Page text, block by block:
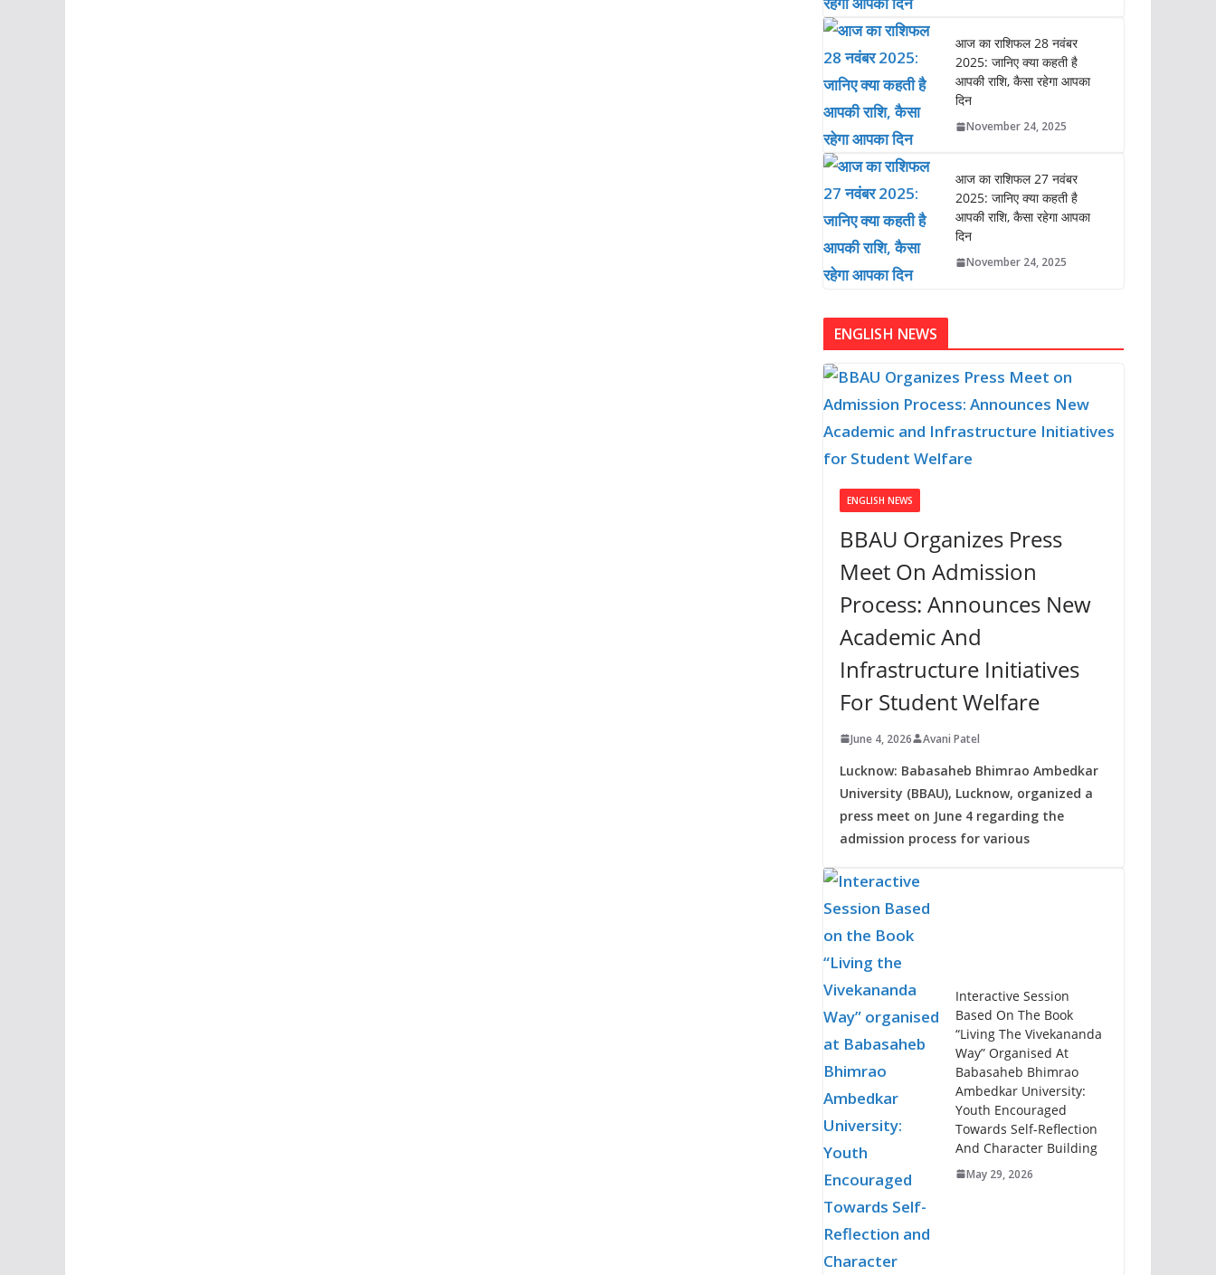
आज का राशिफल 28 नवंबर
2025: जानिए क्या कहती है
आपकी राशि, कैसा रहेगा आपका
दिन
November 24, 2025
आज का राशिफल 27 नवंबर
2025: जानिए क्या कहती है
आपकी राशि, कैसा रहेगा आपका
दिन
November 24, 2025
ENGLISH NEWS
ENGLISH NEWS
BBAU Organizes Press
Meet On Admission
Process: Announces New
Academic And
Infrastructure Initiatives
For Student Welfare
June 4, 2026 Avani Patel
Lucknow: Babasaheb Bhimrao Ambedkar
University (BBAU), Lucknow, organized a
press meet on June 4 regarding the
admission process for various
Interactive Session
Based On The Book
“Living The Vivekananda
Way” Organised At
Babasaheb Bhimrao
Ambedkar University:
Youth Encouraged
Towards Self-Reflection
And Character Building
May 29, 2026